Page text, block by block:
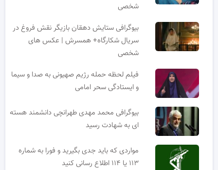
شخصی
بیوگرافی ستایش دهقان بازیگر نقش فروغ در
سریال شکارگاه+ همسرش | عکس های
شخصی
فیلم لحظه حمله رژیم صهیونی به صدا و سیما
و ایستادگی سحر امامی
بیوگرافی محمد مهدی طهرانچی دانشمند هسته
ای به شهادت رسید
مواردی که باید جدی بگیرید و فورا به شماره
۱۱۳ یا ۱۱۴ اطلاع رسانی کنید